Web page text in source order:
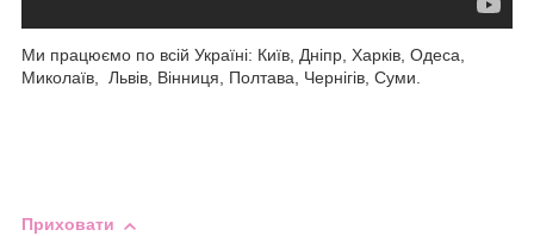
Ми працюємо по всій Україні: Київ, Дніпр, Харків, Одеса,
Миколаїв, Львів, Вінниця, Полтава, Чернігів, Суми.
Приховати